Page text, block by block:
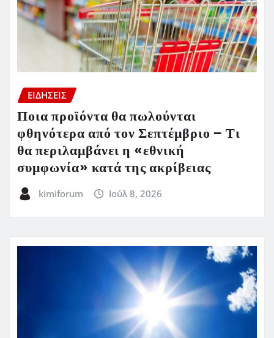
ΕΙΔΗΣΕΙΣ
Ποια προϊόντα θα πωλούνται
φθηνότερα από τον Σεπτέμβριο – Τι
θα περιλαμβάνει η «εθνική
συμφωνία» κατά της ακρίβειας
kimiforum Ιούλ 8, 2026